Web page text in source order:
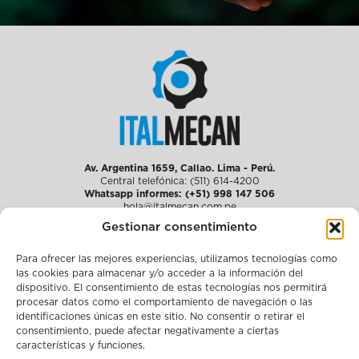
Gestionar consentimiento
Para ofrecer las mejores experiencias, utilizamos tecnologías como
las cookies para almacenar y/o acceder a la información del
dispositivo. El consentimiento de estas tecnologías nos permitirá
procesar datos como el comportamiento de navegación o las
identificaciones únicas en este sitio. No consentir o retirar el
consentimiento, puede afectar negativamente a ciertas
características y funciones.
Av. Argentina 1659, Callao. Lima - Perú.
Central telefónica: (511) 614-4200
Whatsapp informes: (+51) 998 147 506
hola@italmecan.com.pe
Quiénes somos
Soluciones integrales
Media
Únete a nosotros
Sostenibilidad
Cumplimiento